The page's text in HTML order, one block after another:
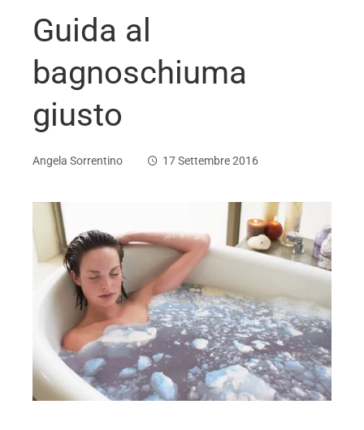
Guida al
bagnoschiuma
giusto
Angela Sorrentino 17 Settembre 2016